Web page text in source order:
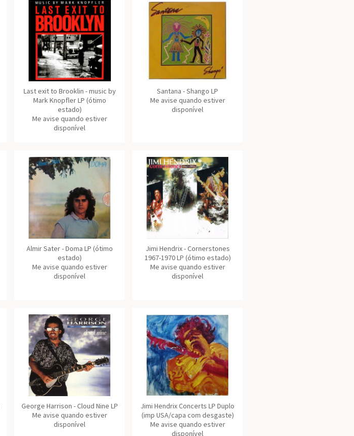
Last exit to Brooklin - music by
Mark Knopfler LP (ótimo
estado)
Me avise quando estiver
disponível
Santana - Shango LP
Me avise quando estiver
disponível
Almir Sater - Doma LP (ótimo
estado)
Me avise quando estiver
disponível
Jimi Hendrix - Cornerstones
1967-1970 LP (ótimo estado)
Me avise quando estiver
disponível
George Harrison - Cloud Nine LP
Me avise quando estiver
disponível
Jimi Hendrix Concerts LP Duplo
(imp USA/capa com desgaste)
Me avise quando estiver
disponível